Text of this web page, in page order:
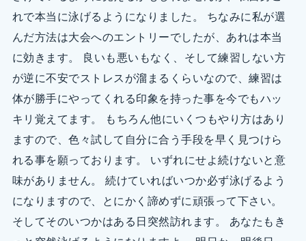
れで本当に泳げるようになりました。 ちなみに私が選
んだ方法は大会へのエントリーでしたが、あれは本当
に効きます。 良いも悪いもなく、そして練習しない方
が逆に不安でストレスが溜まるくらいなので、練習は
体が勝手にやってくれる印象を持った事を今でもハッ
キリ覚えてます。 もちろん他にいくつもやり方はあり
ますので、色々試して自分に合う手段を早く見つけら
れる事を願っております。 いずれにせよ続けないと意
味がありません。 続けていればいつか必ず泳げるよう
になりますので、とにかく諦めずに頑張って下さい。
そしてそのいつかはある日突然訪れます。 あなたもき